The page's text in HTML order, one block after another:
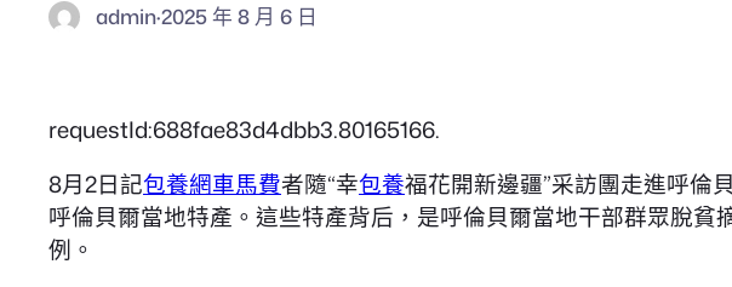
admin·2025 年 8 月 6 日
requestId:688fae83d4dbb3.80165166.
8月2日記包養網車馬費者隨“幸包養福花開新邊疆”采訪團走進呼倫
呼倫貝爾當地特產。這些特產背后，是呼倫貝爾當地干部群眾脫貧
例。